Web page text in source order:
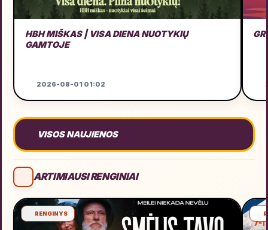
HBH MIŠKAS | VISA DIENA NUOTYKIŲ
GAMTOJE
2026-08-01 01:02
VISOS NAUJIENOS
ARTIMIAUSI RENGINIAI
RENGINYS